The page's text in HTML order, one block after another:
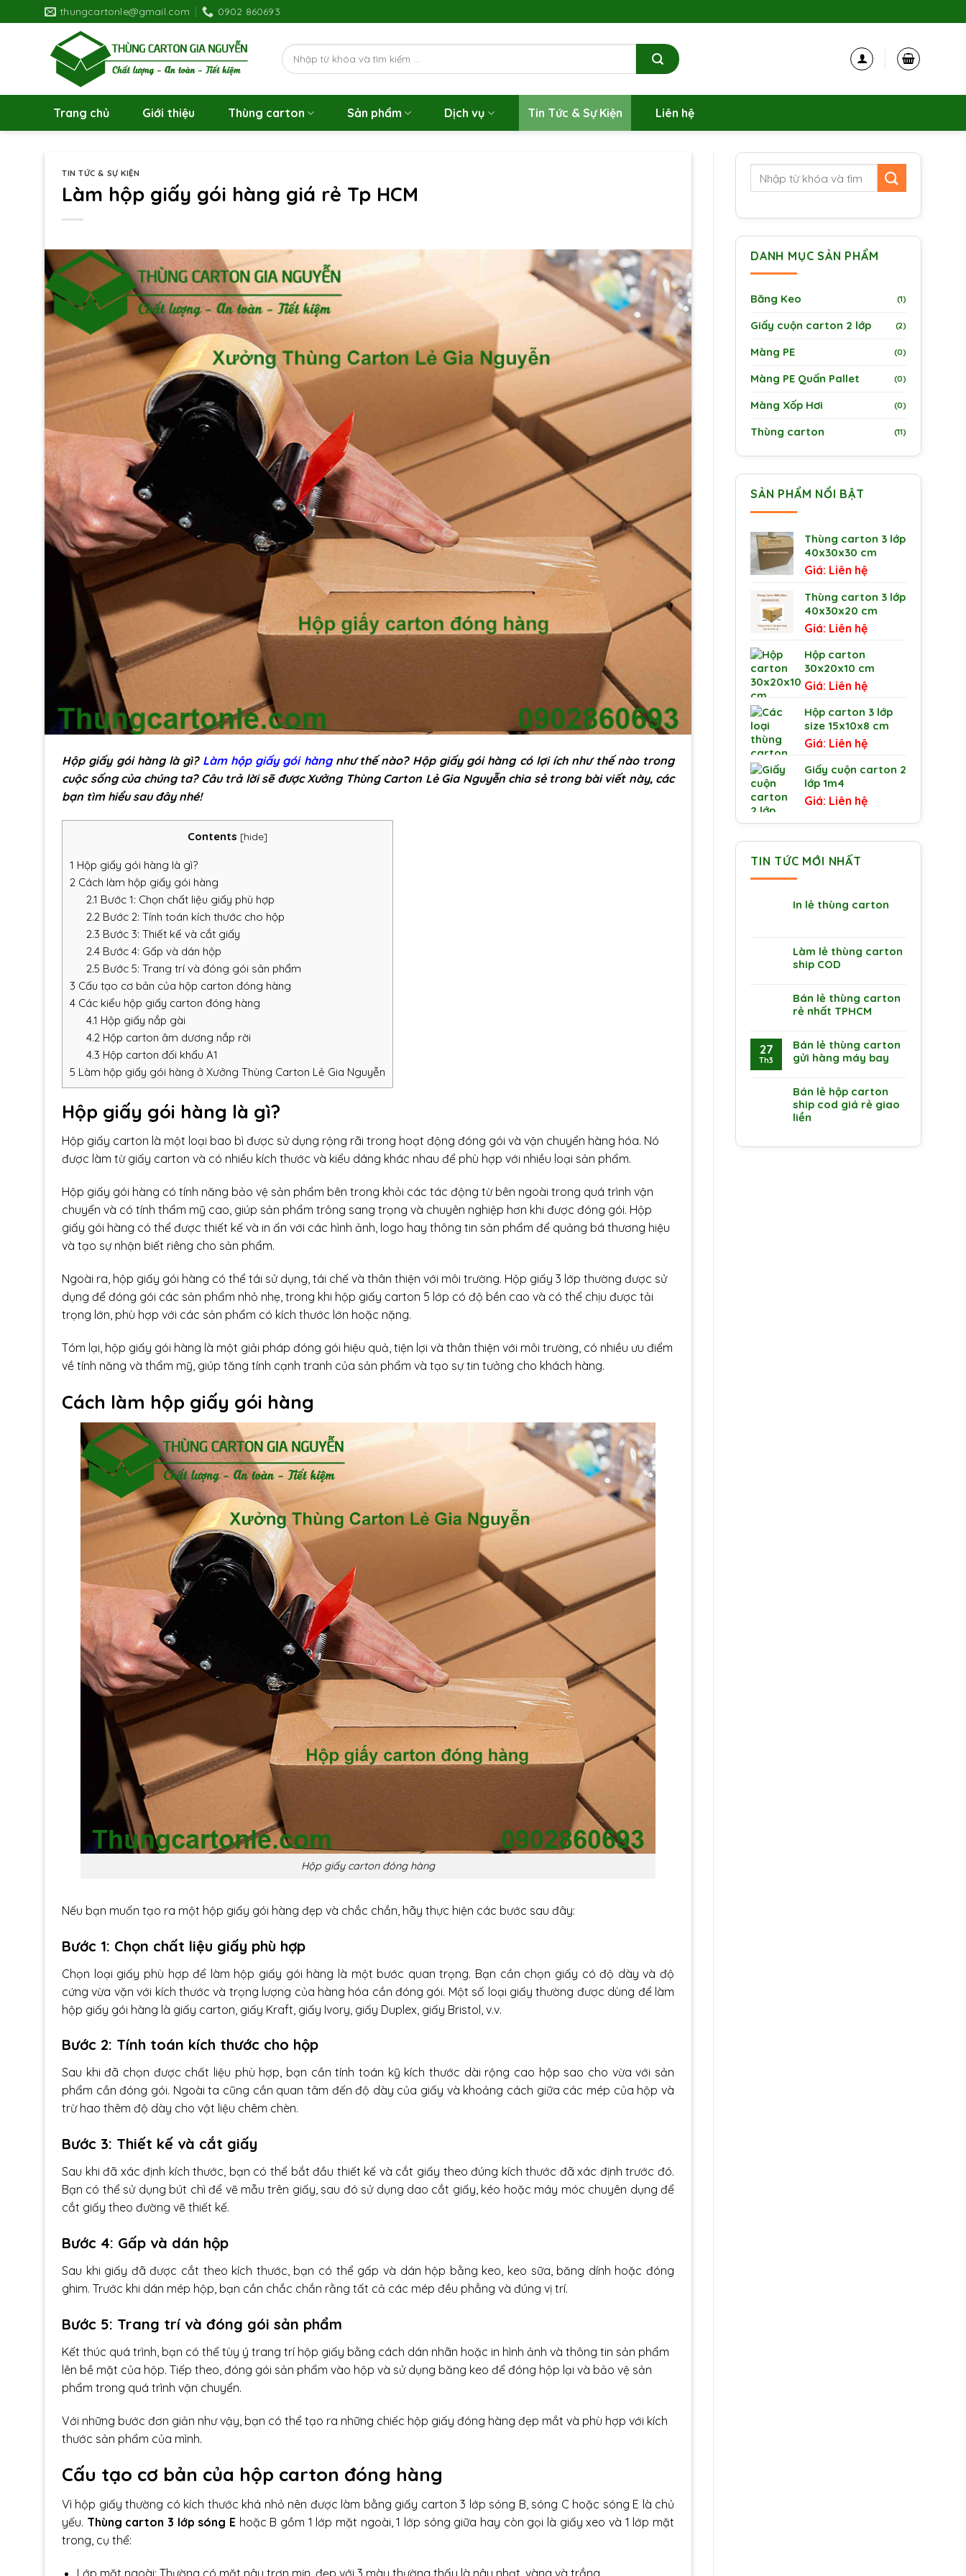
to
thungcartonle@gmail.com 0902 860693
Search
for:
Trang chủ Giới thiệu Thùng carton Sản phẩm Dịch vụ Tin Tức & Sự Kiện Liên hệ
TIN TỨC & SỰ KIỆN
Làm hộp giấy gói hàng giá rẻ Tp HCM
Hộp giấy gói hàng là gì? Làm hộp giấy gói hàngnhư thế nào? Hộp giấy gói hàng có lợi ích như thế nào trong
cuộc sống của chúng ta? Câu trả lời sẽ được Xưởng Thùng Carton Lẻ Gia Nguyễn chia sẻ trong bài viết này, các
bạn tìm hiểu sau đây nhé!
Contents [hide]
1 Hộp giấy gói hàng là gì?
2 Cách làm hộp giấy gói hàng
2.1 Bước 1: Chọn chất liệu giấy phù hợp
2.2 Bước 2: Tính toán kích thước cho hộp
2.3 Bước 3: Thiết kế và cắt giấy
2.4Bước 4: Gấp và dán hộp
2.5 Bước 5: Trang trí và đóng gói sản phẩm
3 Cấu tạo cơ bản của hộp carton đóng hàng
4 Các kiểu hộp giấy carton đóng hàng
4.1 Hộp giấy nắp gài
4.2 Hộp carton âm dương nắp rời
4.3 Hộp carton đối khẩu A1
5 Làm hộp giấy gói hàng ở Xưởng Thùng Carton Lẻ Gia Nguyễn
Hộp giấy gói hàng là gì?
Hộp giấy carton là một loại bao bì được sử dụng rộng rãi trong hoạt động đóng gói và vận chuyển hàng hóa. Nó
được làm từ giấy carton và có nhiều kích thước và kiểu dáng khác nhau để phù hợp với nhiều loại sản phẩm.
Hộp giấy gói hàng có tính năng bảo vệ sản phẩm bên trong khỏi các tác động từ bên ngoài trong quá trình vận
chuyển và có tính thẩm mỹ cao, giúp sản phẩm trông sang trọng và chuyên nghiệp hơn khi được đóng gói. Hộp
giấy gói hàng có thể được thiết kế và in ấn với các hình ảnh, logo hay thông tin sản phẩm để quảng bá thương hiệu
và tạo sự nhận biết riêng cho sản phẩm.
Ngoài ra, hộp giấy gói hàng có thể tái sử dụng, tái chế và thân thiện với môi trường. Hộp giấy 3 lớp thường được sử
dụng để đóng gói các sản phẩm nhỏ nhẹ, trong khi hộp giấy carton 5 lớp có độ bền cao và có thể chịu được tải
trọng lớn, phù hợp với các sản phẩm có kích thước lớn hoặc nặng.
Tóm lại, hộp giấy gói hàng là một giải pháp đóng gói hiệu quả, tiện lợi và thân thiện với môi trường, có nhiều ưu điểm
về tính năng và thẩm mỹ, giúp tăng tính cạnh tranh của sản phẩm và tạo sự tin tưởng cho khách hàng.
Cách làm hộp giấy gói hàng
Hộp giấy carton đóng hàng
Nếu bạn muốn tạo ra một hộp giấy gói hàng đẹp và chắc chắn, hãy thực hiện các bước sau đây:
Bước 1: Chọn chất liệu giấy phù hợp
Chọn loại giấy phù hợp để làm hộp giấy gói hàng là một bước quan trọng. Bạn cần chọn giấy có độ dày và độ
cứng vừa vặn với kích thước và trọng lượng của hàng hóa cần đóng gói. Một số loại giấy thường được dùng để làm
hộp giấy gói hàng là giấy carton, giấy Kraft, giấy Ivory, giấy Duplex, giấy Bristol, v.v.
Bước 2: Tính toán kích thước cho hộp
Sau khi đã chọn được chất liệu phù hợp, bạn cần tính toán kỹ kích thước dài rộng cao hộp sao cho vừa với sản
phẩm cần đóng gói. Ngoài ta cũng cần quan tâm đến độ dày của giấy và khoảng cách giữa các mép của hộp và
trừ hao thêm độ dày cho vật liệu chêm chèn.
Bước 3: Thiết kế và cắt giấy
Sau khi đã xác định kích thước, bạn có thể bắt đầu thiết kế và cắt giấy theo đúng kích thước đã xác định trước đó.
Bạn có thể sử dụng bút chì để vẽ mẫu trên giấy, sau đó sử dụng dao cắt giấy, kéo hoặc máy móc chuyên dụng để
cắt giấy theo đường vẽ thiết kế.
Bước 4: Gấp và dán hộp
Sau khi giấy đã được cắt theo kích thước, bạn có thể gấp và dán hộp bằng keo, keo sữa, băng dính hoặc đóng
ghim. Trước khi dán mép hộp, bạn cần chắc chắn rằng tất cả các mép đều phẳng và đúng vị trí.
Bước 5: Trang trí và đóng gói sản phẩm
Kết thúc quá trình, bạn có thể tùy ý trang trí hộp giấy bằng cách dán nhãn hoặc in hình ảnh và thông tin sản phẩm
lên bề mặt của hộp. Tiếp theo, đóng gói sản phẩm vào hộp và sử dụng băng keo để đóng hộp lại và bảo vệ sản
phẩm trong quá trình vận chuyển.
Với những bước đơn giản như vậy, bạn có thể tạo ra những chiếc hộp giấy đóng hàng đẹp mắt và phù hợp với kích
thước sản phẩm của mình.
Cấu tạo cơ bản của hộp carton đóng hàng
Vì hộp giấy thường có kích thước khá nhỏ nên được làm bằng giấy carton 3 lớp sóng B, sóng C hoặc sóng E là chủ
yếu. Thùng carton 3 lớp sóng E hoặc B gồm 1 lớp mặt ngoài, 1 lớp sóng giữa hay còn gọi là giấy xeo và 1 lớp mặt
trong, cụ thể:
DANH MỤC SẢN PHẨM
Băng Keo (1)
Giấy cuộn carton 2 lớp (2)
Màng PE (0)
Màng PE Quấn Pallet (0)
Màng Xốp Hơi (0)
Thùng carton (11)
SẢN PHẨM NỔI BẬT
Thùng carton 3 lớp
40x30x30 cm
Liên hệ
Thùng carton 3 lớp
40x30x20 cm
Liên hệ
Hộp carton
30x20x10 cm
Liên hệ
Hộp carton 3 lớp
size 15x10x8 cm
Liên hệ
Giấy cuộn carton 2
lớp 1m4
Liên hệ
TIN TỨC MỚI NHẤT
In lẻ thùng carton
Làm lẻ thùng carton
ship COD
Bán lẻ thùng carton
rẻ nhất TPHCM
27
Th3
Bán lẻ thùng carton
gửi hàng máy bay
Bán lẻ hộp carton
ship cod giá rẻ giao
liền